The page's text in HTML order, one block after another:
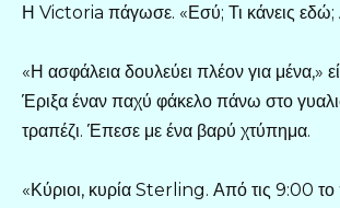
Η Victoria πάγωσε. «Εσύ; Τι κάνεις εδώ;
«Η ασφάλεια δουλεύει πλέον για μένα,»
Έριξα έναν παχύ φάκελο πάνω στο
τραπέζι. Έπεσε με ένα βαρύ χτύπημα.
«Κύριοι, κυρία Sterling. Από τις 9:00